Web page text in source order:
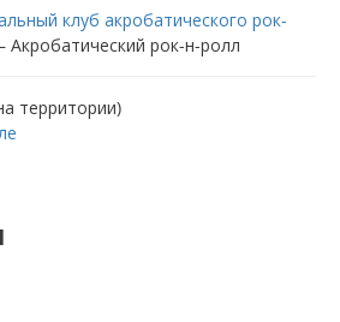
клуб акробатического рок-
Акробатический рок-н-ролл
территории)